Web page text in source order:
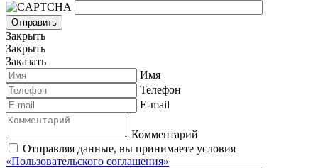
Отправить
Закрыть
Закрыть
Заказать
Имя
Телефон
E-mail
Комментарий
Отправляя данные, вы принимаете условия
«Пользовательского соглашения»